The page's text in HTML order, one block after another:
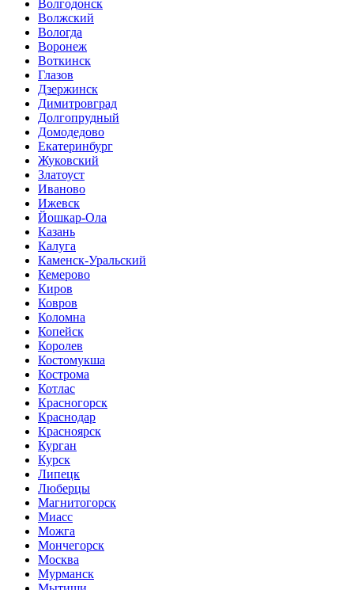
Волгодонск
Волжский
Вологда
Воронеж
Воткинск
Глазов
Дзержинск
Димитровград
Долгопрудный
Домодедово
Екатеринбург
Жуковский
Златоуст
Иваново
Ижевск
Йошкар-Ола
Казань
Калуга
Каменск-Уральский
Кемерово
Киров
Ковров
Коломна
Копейск
Королев
Костомукша
Кострома
Котлас
Красногорск
Краснодар
Красноярск
Курган
Курск
Липецк
Люберцы
Магнитогорск
Миасс
Можга
Мончегорск
Москва
Мурманск